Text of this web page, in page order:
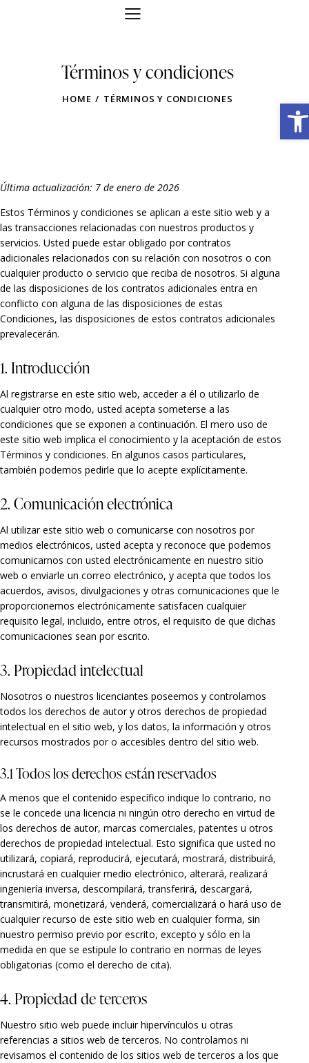
Obre la barra d'eines
Términos y condiciones
HOME TÉRMINOS Y CONDICIONES
Última actualización: 7 de enero de 2026
Estos Términos y condiciones se aplican a este sitio web y a
las transacciones relacionadas con nuestros productos y
servicios. Usted puede estar obligado por contratos
adicionales relacionados con su relación con nosotros o con
cualquier producto o servicio que reciba de nosotros. Si alguna
de las disposiciones de los contratos adicionales entra en
conflicto con alguna de las disposiciones de estas
Condiciones, las disposiciones de estos contratos adicionales
prevalecerán.
1. Introducción
Al registrarse en este sitio web, acceder a él o utilizarlo de
cualquier otro modo, usted acepta someterse a las
condiciones que se exponen a continuación. El mero uso de
este sitio web implica el conocimiento y la aceptación de estos
Términos y condiciones. En algunos casos particulares,
también podemos pedirle que lo acepte explícitamente.
2. Comunicación electrónica
Al utilizar este sitio web o comunicarse con nosotros por
medios electrónicos, usted acepta y reconoce que podemos
comunicarnos con usted electrónicamente en nuestro sitio
web o enviarle un correo electrónico, y acepta que todos los
acuerdos, avisos, divulgaciones y otras comunicaciones que le
proporcionemos electrónicamente satisfacen cualquier
requisito legal, incluido, entre otros, el requisito de que dichas
comunicaciones sean por escrito.
3. Propiedad intelectual
Nosotros o nuestros licenciantes poseemos y controlamos
todos los derechos de autor y otros derechos de propiedad
intelectual en el sitio web, y los datos, la información y otros
recursos mostrados por o accesibles dentro del sitio web.
3.1 Todos los derechos están reservados
A menos que el contenido específico indique lo contrario, no
se le concede una licencia ni ningún otro derecho en virtud de
los derechos de autor, marcas comerciales, patentes u otros
derechos de propiedad intelectual. Esto significa que usted no
utilizará, copiará, reproducirá, ejecutará, mostrará, distribuirá,
incrustará en cualquier medio electrónico, alterará, realizará
ingeniería inversa, descompilará, transferirá, descargará,
transmitirá, monetizará, venderá, comercializará o hará uso de
cualquier recurso de este sitio web en cualquier forma, sin
nuestro permiso previo por escrito, excepto y sólo en la
medida en que se estipule lo contrario en normas de leyes
obligatorias (como el derecho de cita).
4. Propiedad de terceros
Nuestro sitio web puede incluir hipervínculos u otras
referencias a sitios web de terceros. No controlamos ni
revisamos el contenido de los sitios web de terceros a los que